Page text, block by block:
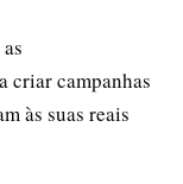
criar campanhas
às suas reais